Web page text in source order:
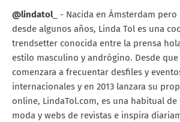
@lindatol _ - Nacida en Ámsterdam
desde algunos años, Linda Tol es una
trendsetter conocida entre la prensa
estilo masculino y andrógino. Desde que
comenzara a frecuentar desfiles y
internacionales y en 2013 lanzara su
online, LindaTol.com, es una habitual de
moda y webs de revistas e inspira